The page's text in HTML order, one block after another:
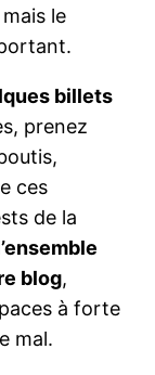
le
billets
prenez
ces
de la
blog,
à forte
mal.